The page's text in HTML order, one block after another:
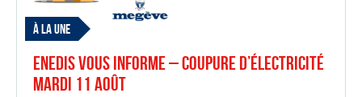
À LA UNE
Enedis vous informe – Coupure d’électricité
mardi 11 août